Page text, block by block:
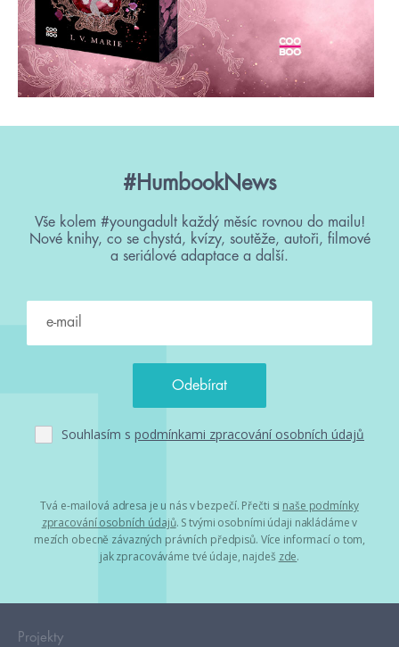
#HumbookNews
Vše kolem #youngadult každý měsíc rovnou do mailu!
Nové knihy, co se chystá, kvízy, soutěže, autoři, filmové
a seriálové adaptace a další.
Souhlasím s podmínkami zpracování osobních údajů
Tvá e-mailová adresa je u nás v bezpečí. Přečti si naše podmínky
zpracování osobních údajů. S tvými osobními údaji nakládáme v
mezích obecně závazných právních předpisů. Více informací o tom,
jak zpracováváme tvé údaje, najdeš zde.
Projekty